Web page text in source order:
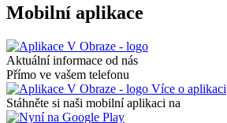
Mobilní aplikace
Aktuální informace od nás
Přímo ve vašem telefonu
Více o aplikaci
Stáhněte si naši mobilní aplikaci na